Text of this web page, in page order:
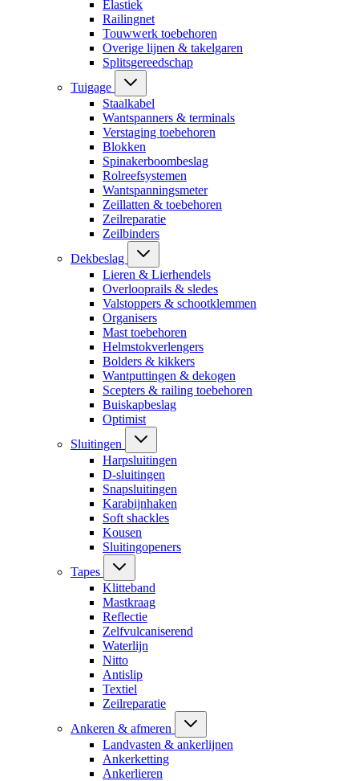
Elastiek
Railingnet
Touwwerk toebehoren
Overige lijnen & takelgaren
Splitsgereedschap
Tuigage
Staalkabel
Wantspanners & terminals
Verstaging toebehoren
Blokken
Spinakerboombeslag
Rolreefsystemen
Wantspanningsmeter
Zeillatten & toebehoren
Zeilreparatie
Zeilbinders
Dekbeslag
Lieren & Lierhendels
Overlooprails & sledes
Valstoppers & schootklemmen
Organisers
Mast toebehoren
Helmstokverlengers
Bolders & kikkers
Wantputtingen & dekogen
Scepters & railing toebehoren
Buiskapbeslag
Optimist
Sluitingen
Harpsluitingen
D-sluitingen
Snapsluitingen
Karabijnhaken
Soft shackles
Kousen
Sluitingopeners
Tapes
Klitteband
Mastkraag
Reflectie
Zelfvulcaniserend
Waterlijn
Nitto
Antislip
Textiel
Zeilreparatie
Ankeren & afmeren
Landvasten & ankerlijnen
Ankerketting
Ankerlieren